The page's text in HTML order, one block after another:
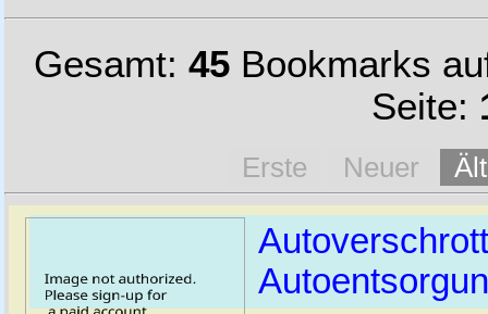
Gesamt: 45 Bookmarks
Seite:
Erste Neuer